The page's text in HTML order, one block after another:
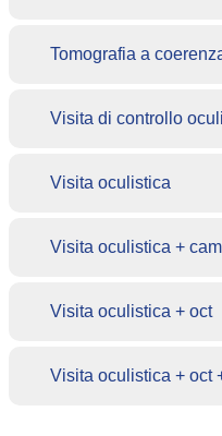
Tomografia a
Visita di controllo
Visita oculistica
Visita oculistica +
Visita oculistica + oct
Visita oculistica + oct